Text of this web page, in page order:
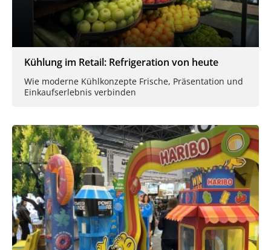
Kühlung im Retail: Refrigeration von heute
Wie moderne Kühlkonzepte Frische, Präsentation und
Einkaufserlebnis verbinden